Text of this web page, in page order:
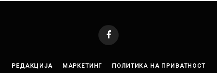
Facebook
РЕДАКЦИЈА МАРКЕТИНГ ПОЛИТИКА НА ПРИВАТНОСТ